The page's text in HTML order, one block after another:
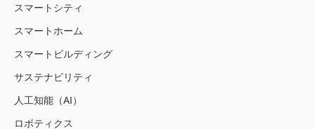
スマートシティ
スマートホーム
スマートビルディング
サステナビリティ
人工知能（AI）
ロボティクス